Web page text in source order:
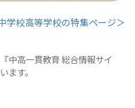
学校高等学校の特集ページ＞
中高一貫教育 総合情報サイ
ます。